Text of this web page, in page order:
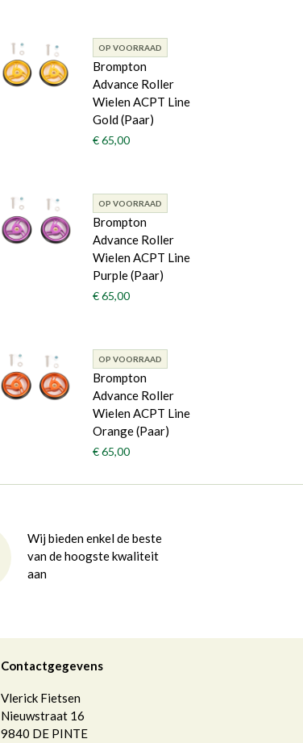
OP VOORRAAD
Brompton
Advance Roller
Wielen ACPT Line
Gold (Paar)
€ 65,00
OP VOORRAAD
Brompton
Advance Roller
Wielen ACPT Line
Purple (Paar)
€ 65,00
OP VOORRAAD
Brompton
Advance Roller
Wielen ACPT Line
Orange (Paar)
€ 65,00
Wij bieden enkel de beste
van de hoogste kwaliteit
aan
Contactgegevens
Vlerick Fietsen
Nieuwstraat 16
9840 DE PINTE